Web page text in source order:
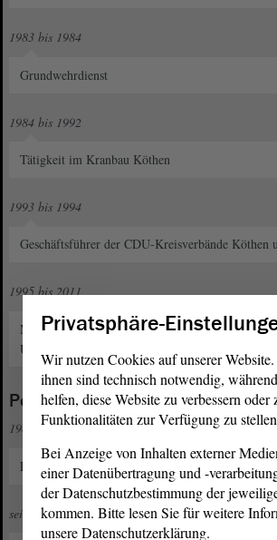
1983 bis 1984
Grundwehrdienst
1984 bis 1992
Tätigkeit im Kranbau Köthen
1993 bis 1994
Geschäftsführer der CDU-Kreisverbände Köthen
1995 bis 2011
Mitarbeiter der Bundestagsabgeordneten Dr.
Ulrich Petzold
Politische und gesellschaftliche
1985
Eintritt in die CDU
seit 1990
Privatsphäre-
Wir nutzen Cookies auf unserer
ihnen sind technisch notwendig,
helfen, diese Website zu verbessern oder
Funktionalitäten zur Verfügung zu
Bei Anzeige von Inhalten externer
einer Datenübertragung und -
der Datenschutzbestimmung der
kommen. Bitte lesen Sie für weitere
unsere Datenschutzerklärung.